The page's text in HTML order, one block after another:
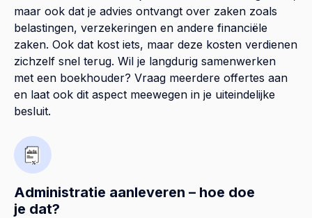
maar ook dat je advies ontvangt over zaken zoals
belastingen, verzekeringen en andere financiële
zaken. Ook dat kost iets, maar deze kosten verdienen
zichzelf snel terug. Wil je langdurig samenwerken
met een boekhouder? Vraag meerdere offertes aan
en laat ook dit aspect meewegen in je uiteindelijke
besluit.
Administratie aanleveren – hoe doe
je dat?